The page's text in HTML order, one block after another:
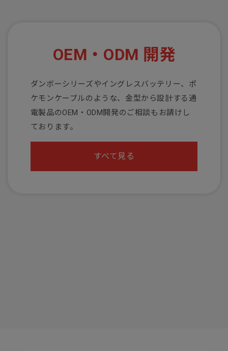
OEM・ODM 開発
ダンボーシリーズやイングレスバッテリー、ポ
ケモンケーブルのような、金型から設計する通
電製品のOEM・ODM開発のご相談もお請けし
ております。
すべて見る